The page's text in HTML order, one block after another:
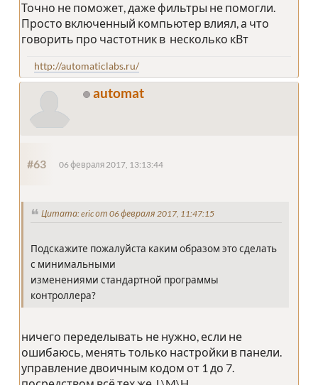
Точно не поможет, даже фильтры не помогли.
Просто включенный компьютер влиял, а что
говорить про частотник в несколько кВт
http://automaticlabs.ru/
automat
#63 06 февраля 2017, 13:13:44
Цитата: eric от 06 февраля 2017, 11:47:15
Подскажите пожалуйста каким образом это сделать
с минимальными
изменениями стандартной программы
контроллера?
ничего переделывать не нужно, если не
ошибаюсь, менять только настройки в панели.
управление двоичным кодом от 1 до 7.